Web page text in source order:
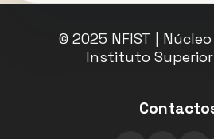
© 2025 NFIST |
Instituto Superior